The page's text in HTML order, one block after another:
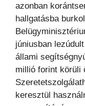
azonban
hallgatásba
júniusban
állami
millió forint körüli
keresztül